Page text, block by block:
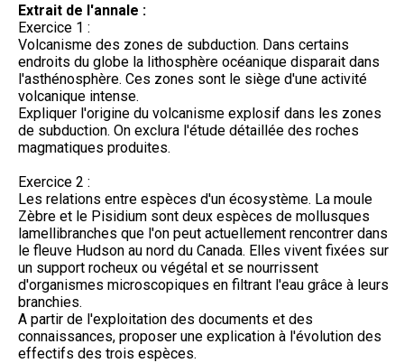
Extrait de l'annale :
Exercice 1 :
Volcanisme des zones de subduction. Dans certains
endroits du globe la lithosphère océanique disparait dans
l'asthénosphère. Ces zones sont le siège d'une activité
volcanique intense.
Expliquer l'origine du volcanisme explosif dans les zones
de subduction. On exclura l'étude détaillée des roches
magmatiques produites.
Exercice 2 :
Les relations entre espèces d'un écosystème. La moule
Zèbre et le Pisidium sont deux espèces de mollusques
lamellibranches que l'on peut actuellement rencontrer dans
le fleuve Hudson au nord du Canada. Elles vivent fixées sur
un support rocheux ou végétal et se nourrissent
d'organismes microscopiques en filtrant l'eau grâce à leurs
branchies.
A partir de l'exploitation des documents et des
connaissances, proposer une explication à l'évolution des
effectifs des trois espèces.